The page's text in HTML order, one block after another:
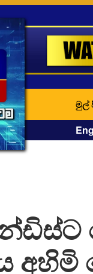
මුල්
අහිමි